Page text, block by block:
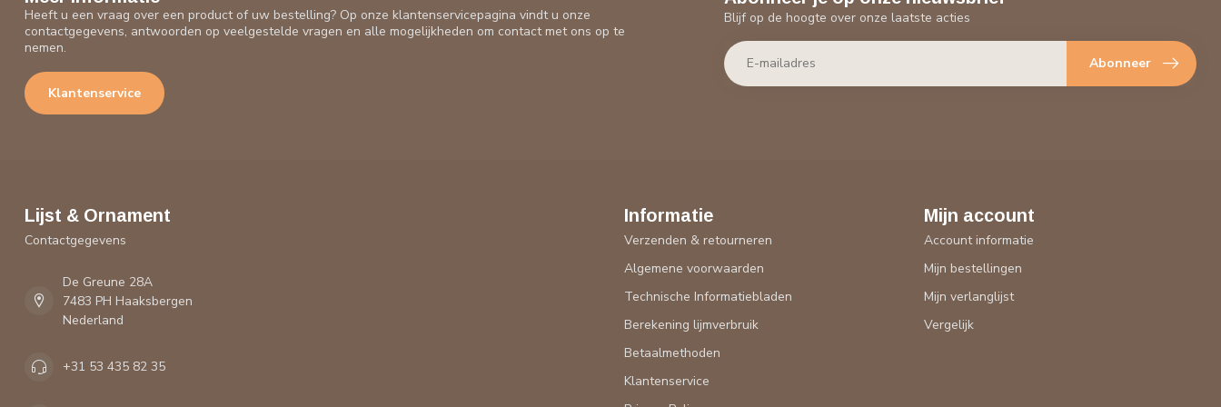
Heeft u een vraag over een product of uw bestelling? Op onze klantenservicepagina vindt u onze
contactgegevens, antwoorden op veelgestelde vragen en alle mogelijkheden om contact met ons op te
nemen.
Klantenservice
Blijf op de hoogte over onze laatste acties
Abonneer
Lijst & Ornament
Contactgegevens
De Greune 28A
7483 PH Haaksbergen
Nederland
+31 53 435 82 35
Informatie
Verzenden & retourneren
Algemene voorwaarden
Technische Informatiebladen
Berekening lijmverbruik
Betaalmethoden
Klantenservice
Mijn account
Account informatie
Mijn bestellingen
Mijn verlanglijst
Vergelijk